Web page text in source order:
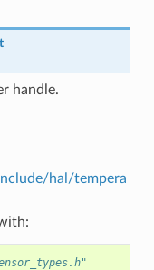
handle.
hal/tempera